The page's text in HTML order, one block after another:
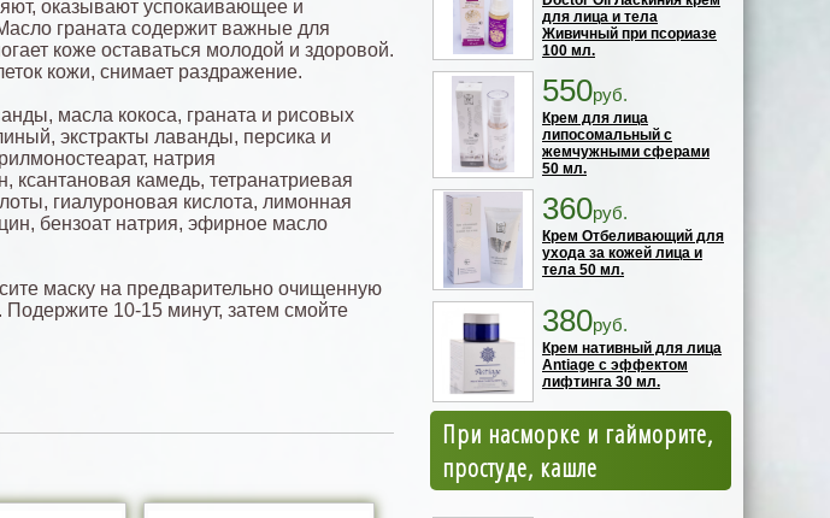
оказывают успокаивающее и
граната содержит важные для
коже оставаться молодой и здоровой.
кожи, снимает раздражение.
масла кокоса, граната и рисовых
экстракты лаванды, персика и
натрия
ксантановая камедь, тетранатриевая
гиалуроновая кислота, лимонная
бензоат натрия, эфирное масло
маску на предварительно очищенную
Подержите 10-15 минут, затем смойте
для лица и тела
Живичный при псориазе
100 мл.
550руб.
Крем для лица
липосомальный с
жемчужными сферами
50 мл.
360руб.
Крем Отбеливающий для
ухода за кожей лица и
тела 50 мл.
380руб.
Крем нативный для лица
Antiage с эффектом
лифтинга 30 мл.
При насморке и гайморите,
простуде, кашле